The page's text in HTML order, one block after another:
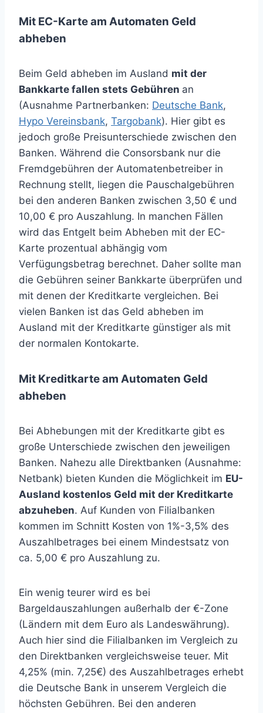
Mit EC-Karte am Automaten Geld
abheben
Beim Geld abheben im Ausland mit der
Bankkarte fallen stets Gebühren an
(Ausnahme Partnerbanken: Deutsche Bank,
Hypo Vereinsbank, Targobank). Hier gibt es
jedoch große Preisunterschiede zwischen den
Banken. Während die Consorsbank nur die
Fremdgebühren der Automatenbetreiber in
Rechnung stellt, liegen die Pauschalgebühren
bei den anderen Banken zwischen 3,50 € und
10,00 € pro Auszahlung. In manchen Fällen
wird das Entgelt beim Abheben mit der EC-
Karte prozentual abhängig vom
Verfügungsbetrag berechnet. Daher sollte man
die Gebühren seiner Bankkarte überprüfen und
mit denen der Kreditkarte vergleichen. Bei
vielen Banken ist das Geld abheben im
Ausland mit der Kreditkarte günstiger als mit
der normalen Kontokarte.
Mit Kreditkarte am Automaten Geld
abheben
Bei Abhebungen mit der Kreditkarte gibt es
große Unterschiede zwischen den jeweiligen
Banken. Nahezu alle Direktbanken (Ausnahme:
Netbank) bieten Kunden die Möglichkeit im EU-
Ausland kostenlos Geld mit der Kreditkarte
abzuheben. Auf Kunden von Filialbanken
kommen im Schnitt Kosten von 1%-3,5% des
Auszahlbetrages bei einem Mindestsatz von
ca. 5,00 € pro Auszahlung zu.
Ein wenig teurer wird es bei
Bargeldauszahlungen außerhalb der €-Zone
(Ländern mit dem Euro als Landeswährung).
Auch hier sind die Filialbanken im Vergleich zu
den Direktbanken vergleichsweise teuer. Mit
4,25% (min. 7,25€) des Auszahlbetrages erhebt
die Deutsche Bank in unserem Vergleich die
höchsten Gebühren. Bei den anderen